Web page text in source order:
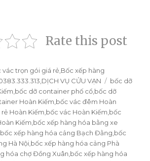
Rate this post
vác trọn gói giá rẻ Bốc xếp hàng
DỊCH VỤ CỬU VẠN Thẻ
bốc dỡ
bốc dỡ container phố cổ bốc dỡ
Hoàn Kiếm bốc vác đêm Hoàn
Hoàn Kiếm bốc vác Hoàn Kiếm bốc
Kiếm bốc xếp hàng hóa bằng xe
bốc xếp hàng hóa cảng Bạch Đằng bốc
Hà Nội bốc xếp hàng hóa cảng Phà
hóa chợ Đồng Xuân bốc xếp hàng hóa